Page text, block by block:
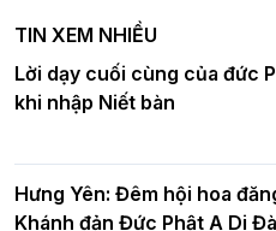
nghiêm tác pháp Tiền an cư
DL.2026
chúc mừng Phật đản BTS
Hà Nội
Ban
Báo hiếu
15/8/2021)
TIN XEM NHIỀU
Lời dạy cuối cùng của đức
khi nhập Niết bàn
Hưng Yên: Đêm hội hoa
Khánh đản Đức Phật A Di